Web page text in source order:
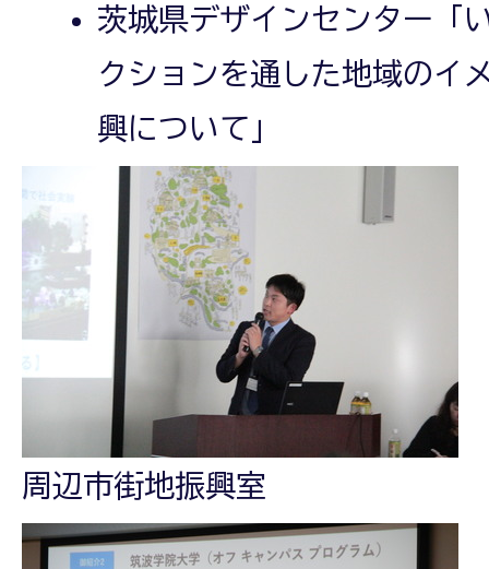
茨城県デザインセンター「
クションを通した地域のイ
興について」
周辺市街地振興室